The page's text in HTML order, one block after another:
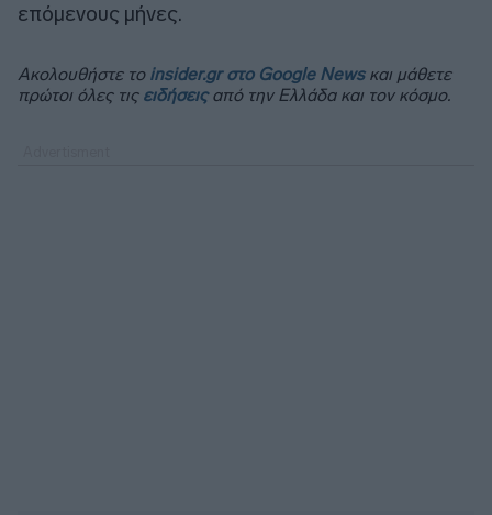
επόμενους μήνες.
Ακολουθήστε το insider.gr στο Google Newsκαι μάθετε
πρώτοι όλες τις ειδήσειςαπό την Ελλάδα και τον κόσμο.